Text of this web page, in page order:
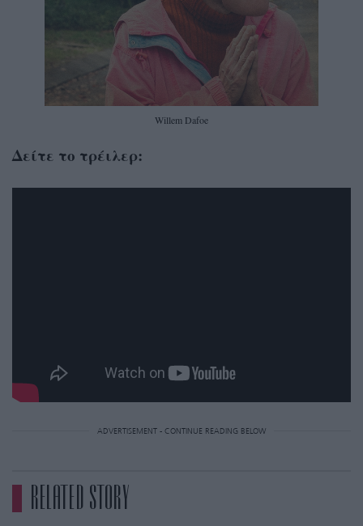
Willem Dafoe
Δείτε το τρέιλερ:
ADVERTISEMENT - CONTINUE READING BELOW
RELATED STORY